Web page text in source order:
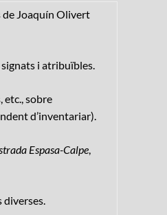
de Joaquín Olivert
i atribuïbles.
etc., sobre
d’inventariar).
Espasa-Calpe,
diverses.